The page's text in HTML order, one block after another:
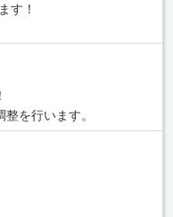
す！
を行います。